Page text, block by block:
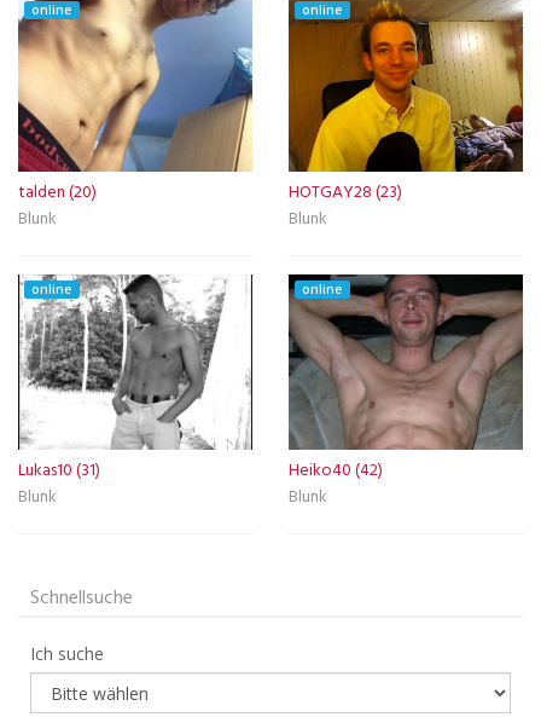
online
talden (20)
Blunk
online
HOTGAY28 (23)
Blunk
online
Lukas10 (31)
Blunk
online
Heiko40 (42)
Blunk
Schnellsuche
Ich suche